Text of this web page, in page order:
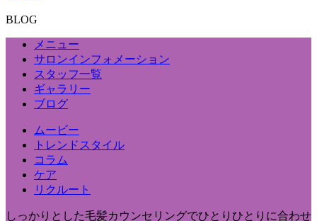
BLOG
メニュー
サロンインフォメーション
スタッフ一覧
ギャラリー
ブログ
ムービー
トレンドスタイル
コラム
ケア
リクルート
しっかりとした毛髪カウンセリングでひとりひとりに合わせ